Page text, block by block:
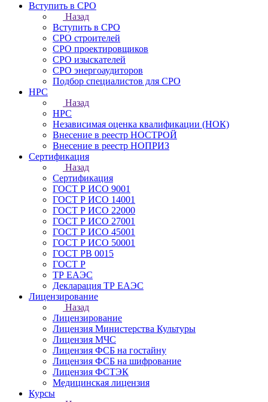
Вступить в СРО
Назад
Вступить в СРО
СРО строителей
СРО проектировщиков
СРО изыскателей
СРО энергоаудиторов
Подбор специалистов для СРО
НРС
Назад
НРС
Независимая оценка квалификации (НОК)
Внесение в реестр НОСТРОЙ
Внесение в реестр НОПРИЗ
Сертификация
Назад
Сертификация
ГОСТ Р ИСО 9001
ГОСТ Р ИСО 14001
ГОСТ Р ИСО 22000
ГОСТ Р ИСО 27001
ГОСТ Р ИСО 45001
ГОСТ Р ИСО 50001
ГОСТ РВ 0015
ГОСТ Р
ТР ЕАЭС
Декларация ТР ЕАЭС
Лицензирование
Назад
Лицензирование
Лицензия Министерства Культуры
Лицензия МЧС
Лицензия ФСБ на гостайну
Лицензия ФСБ на шифрование
Лицензия ФСТЭК
Медицинская лицензия
Курсы